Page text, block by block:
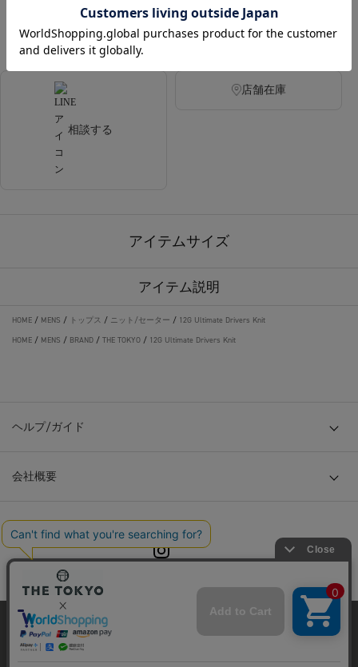
WHITE
相談する
店舗在庫
アイテムサイズ
アイテム説明
HOME / MENS / トップス / ニット/セーター / 12G Ultimate Drivers Knit
HOME / MENS / BRAND / THE TOKYO / 12G Ultimate Drivers Knit
ヘルプ/ガイド
会社概要
© TOKYO BASE CO., LTD
当サイトはクッキー(cookie)を使用します。クッキーはサイト内
の一部の機能および、サイトの使用状況の分析からマーケティ
ング活動に利用することを目的としています。